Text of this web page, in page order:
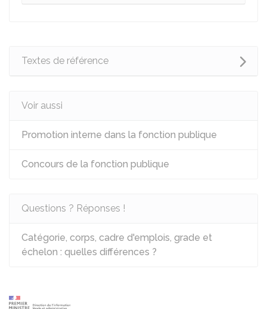
Textes de référence
Voir aussi
Promotion interne dans la fonction publique
Concours de la fonction publique
Questions ? Réponses !
Catégorie, corps, cadre d'emplois, grade et
échelon : quelles différences ?